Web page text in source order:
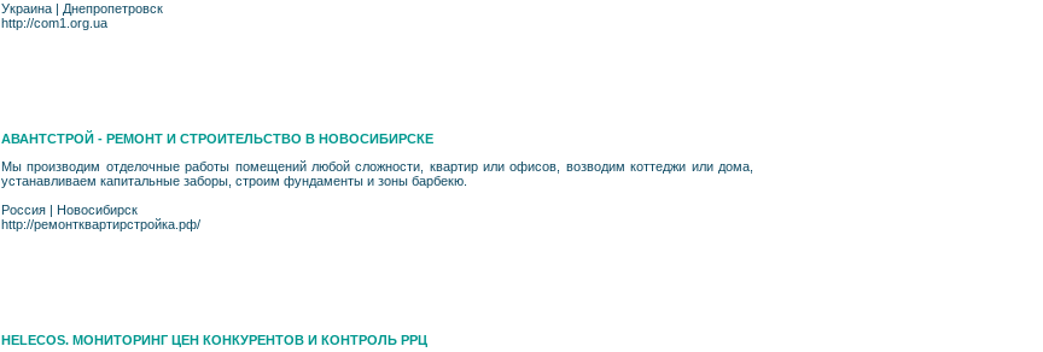
Украина | Днепропетровск
http://com1.org.ua
АВАНТСТРОЙ - РЕМОНТ И СТРОИТЕЛЬСТВО В НОВОСИБИРСКЕ
Мы производим отделочные работы помещений любой сложности, квартир или офисов, возводим коттеджи или дома,
устанавливаем капитальные заборы, строим фундаменты и зоны барбекю.
Россия | Новосибирск
http://ремонтквартирстройка.рф/
HELECOS. МОНИТОРИНГ ЦЕН КОНКУРЕНТОВ И КОНТРОЛЬ РРЦ